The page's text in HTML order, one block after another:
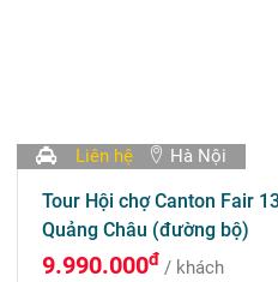
Liên hệ Hà Nội
Tour Hội chợ Canton Fair
Quảng Châu (đường bộ)
9.990.000đ / khách